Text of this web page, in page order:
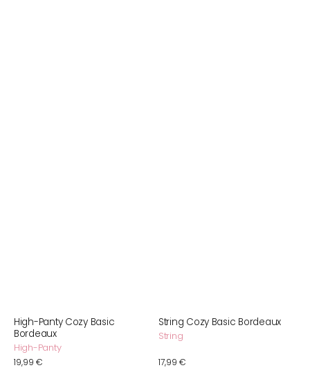
High-Panty Cozy Basic
Bordeaux
High-Panty
Normaler
19,99 €
String Cozy Basic Bordeaux
String
Normaler
17,99 €